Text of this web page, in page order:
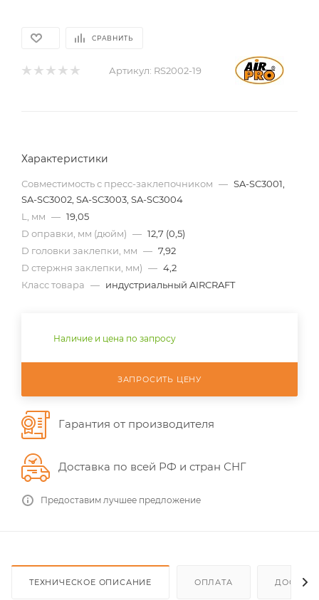
СРАВНИТЬ
Артикул: RS2002-19
Характеристики
Совместимость с пресс-заклепочником — SA-SC3001,
SA-SC3002, SA-SC3003, SA-SC3004
L, мм — 19,05
D оправки, мм (дюйм) — 12,7 (0,5)
D головки заклепки, мм — 7,92
D стержня заклепки, мм) — 4,2
Класс товара — индустриальный AIRCRAFT
Наличие и цена по запросу
ЗАПРОСИТЬ ЦЕНУ
Гарантия от производителя
Доставка по всей РФ и стран СНГ
Предоставим лучшее предложение
ТЕХНИЧЕСКОЕ ОПИСАНИЕ ОПЛАТА